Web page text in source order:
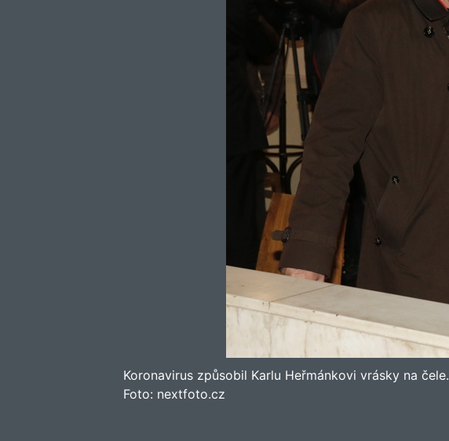
Koronavirus způsobil Karlu Heřmánkovi vrásky na čele.
Foto: nextfoto.cz